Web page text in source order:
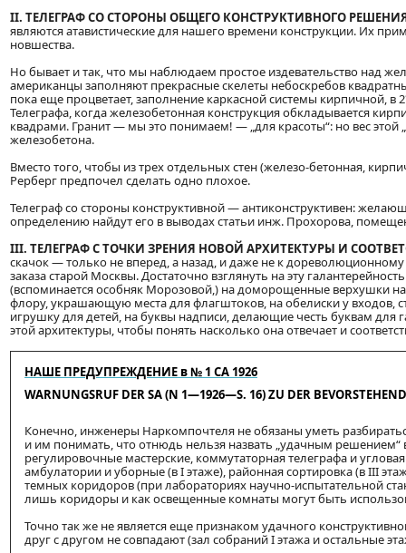
II. ТЕЛЕГРАФ СО СТОРОНЫ ОБЩЕГО КОНСТРУКТИВНОГО
являются атавистические для нашего времени конструкции. Их
новшества.
Но бывает и так, что мы наблюдаем простое издевательство над
американцы заполняют прекрасные скелеты небоскребов
пока еще процветает, заполнение каркасной системы кирпичной, в
Телеграфа, когда железобетонная конструкция обкладывается
квадрами. Гранит — мы это понимаем! — „для красоты“: но вес этой
железобетона.
Вместо того, чтобы из трех отдельных стен (железо-бетонная,
Рерберг предпочел сделать одно плохое.
Телеграф со стороны конструктивной — антиконструктивен:
определению найдут его в выводах статьи инж. Прохорова,
III. ТЕЛЕГРАФ С ТОЧКИ ЗРЕНИЯ НОВОЙ АРХИТЕКТУРЫ И
скачок — только не вперед, а назад, и даже не к
заказа старой Москвы. Достаточно взглянуть на эту
(вспоминается особняк Морозовой,) на доморощенные верхушки
флору, украшающую места для флагштоков, на обелиски у входов,
игрушку для детей, на буквы надписи, делающие честь буквам
этой архитектуры, чтобы понять насколько она отвечает и
НАШЕ ПРЕДУПРЕЖДЕНИЕ в № 1 СА 1926
WARNUNGSRUF DER SA (N 1—1926—S. 16) ZU DER
Конечно, инженеры Наркомпочтеля не обязаны уметь
и им понимать, что отнюдь нельзя назвать „удачным решением“
регулировочные мастерские, коммутаторная телеграфа и
амбулатории и уборные (в I этаже), районная сортировка (в III
темных коридоров (при лабораториях научно-испытательной
лишь коридоры и как освещенные комнаты могут быть
Точно так же не является еще признаком удачного
друг с другом не совпадают (зал собраний I этажа и остальные